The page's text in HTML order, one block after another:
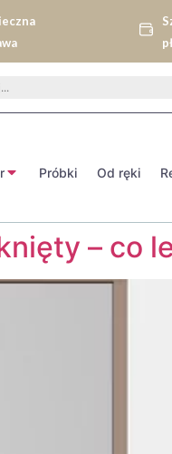
Próbki Od ręki
– co